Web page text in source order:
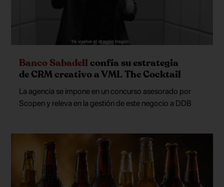
Banco Sabadellconfía su estrategia
de CRM creativo a VML The Cocktail
La agencia se impone en un concurso asesorado por
Scopen y releva en la gestión de este negocio a DDB